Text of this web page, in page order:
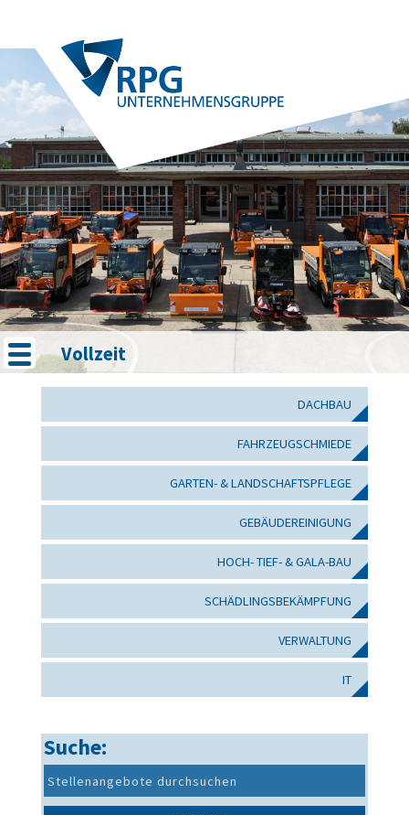
Vollzeit
DACHBAU
FAHRZEUGSCHMIEDE
GARTEN- & LANDSCHAFTSPFLEGE
GEBÄUDEREINIGUNG
HOCH- TIEF- & GALA-BAU
SCHÄDLINGSBEKÄMPFUNG
VERWALTUNG
IT
Suche: